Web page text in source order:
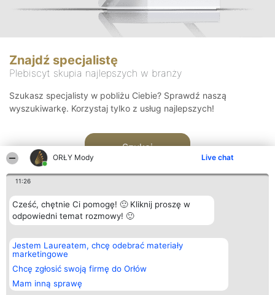
ORŁY Mody Live chat
11:26
Cześć, chętnie Ci pomogę! 🙂 Kliknij proszę w
odpowiedni temat rozmowy! 🙂
Jestem Laureatem, chcę odebrać materiały
marketingowe
Chcę zgłosić swoją firmę do Orłów
Mam inną sprawę
Znajdź specjalistę
Plebiscyt skupia najlepszych w branży
Szukasz specjalisty w pobliżu Ciebie? Sprawdź naszą
wyszukiwarkę. Korzystaj tylko z usług najlepszych!
Szukaj
Organizator plebiscytu
Bright Side Solutions sp. z o.
o. sp. k.
ul. Ruska 22
Wrocław 50-079
KRS 0000749100 | Regon
381313360 | NIP 8943132676
Plebiscyt
Laureaci
wszystkich
Laureatów
Regulamin
Kontakt
Kontakt